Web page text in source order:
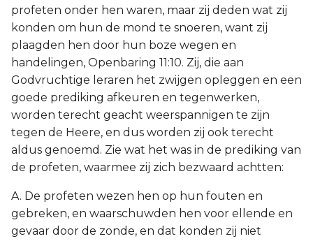
profeten onder hen waren, maar zij deden wat zij
konden om hun de mond te snoeren, want zij
plaagden hen door hun boze wegen en
handelingen, Openbaring 11:10. Zij, die aan
Godvruchtige leraren het zwijgen opleggen en een
goede prediking afkeuren en tegenwerken,
worden terecht geacht weerspannigen te zijn
tegen de Heere, en dus worden zij ook terecht
aldus genoemd. Zie wat het was in de prediking van
de profeten, waarmee zij zich bezwaard achtten:
A. De profeten wezen hen op hun fouten en
gebreken, en waarschuwden hen voor ellende en
gevaar door de zonde, en dat konden zij niet